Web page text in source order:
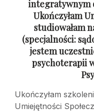
integratywnym
Ukończyłam
studiowałam
(specjalności:
jestem
psychoterapii
Ukończyłam
Umiejętności